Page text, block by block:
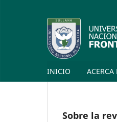
INICIO ACERCA
Sobre la